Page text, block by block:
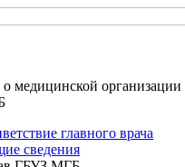
медицинской организации
главного врача
сведения